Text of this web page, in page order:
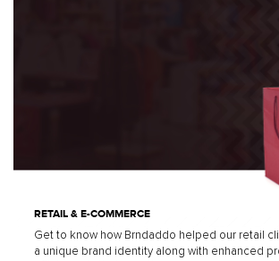
RETAIL & E-COMMERCE
Get to know how Brndaddo helped our retail
a unique brand identity along with enhanced